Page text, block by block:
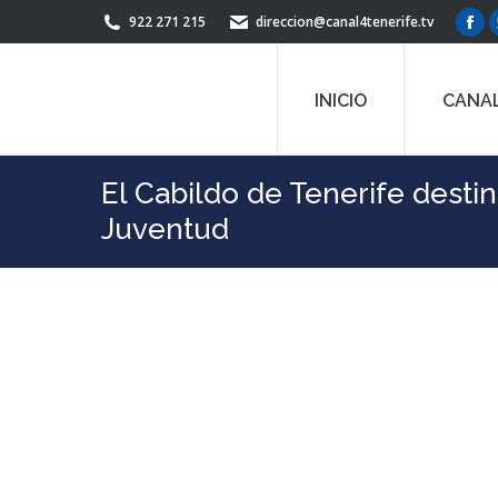
922 271 215 direccion@canal4tenerife.tv
new
INICIO
El Cabildo de Tenerife
Juventud